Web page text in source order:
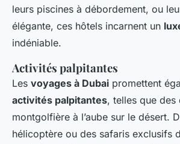
leurs piscines à débordement, ou
élégante, ces hôtels incarnent un
indéniable.
Activités palpitantes
Les voyages à Dubai promettent
activités palpitantes, telles que des
montgolfière à l’aube sur le désert.
hélicoptère ou des safaris exclusifs